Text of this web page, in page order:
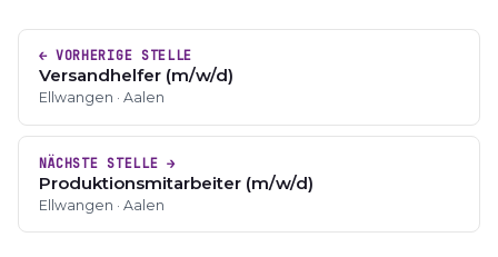
← VORHERIGE STELLE
Versandhelfer (m/w/d)
Ellwangen · Aalen
NÄCHSTE STELLE →
Produktionsmitarbeiter (m/w/d)
Ellwangen · Aalen